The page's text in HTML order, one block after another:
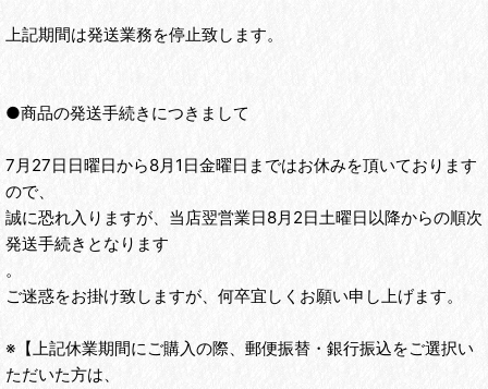
上記期間は発送業務を停止致します。
●商品の発送手続きにつきまして
7月27日日曜日から8月1日金曜日まではお休みを頂いております
ので、
誠に恐れ入りますが、当店翌営業日8月2日土曜日以降からの順次
発送手続きとなります
。
ご迷惑をお掛け致しますが、何卒宜しくお願い申し上げます。
※【上記休業期間にご購入の際、郵便振替・銀行振込をご選択い
ただいた方は、